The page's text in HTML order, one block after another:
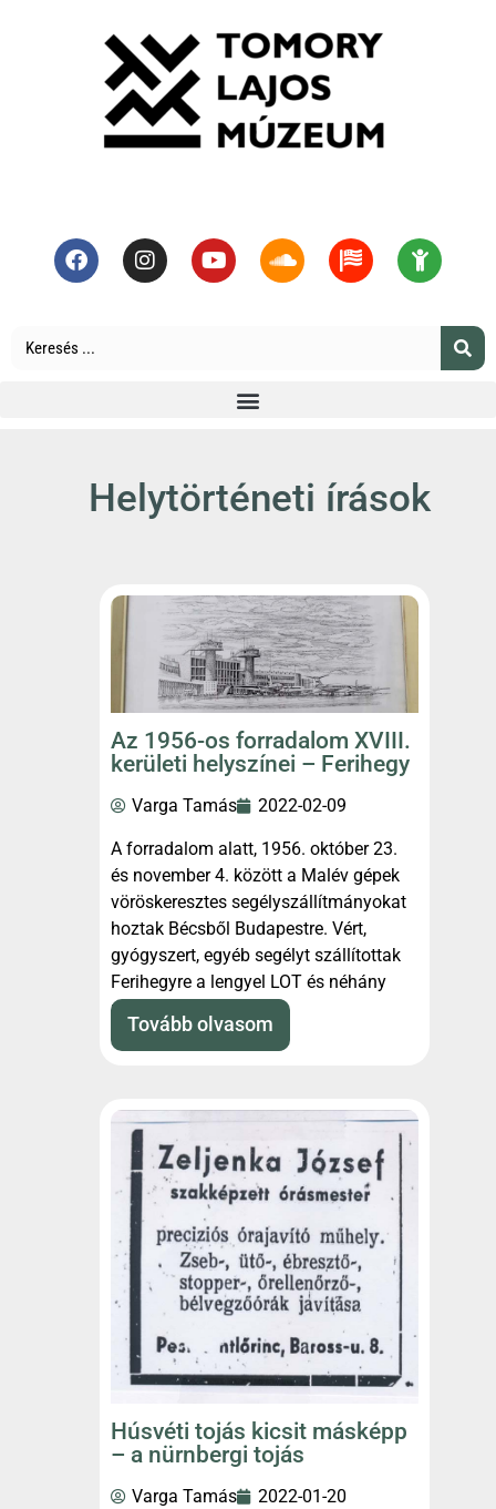
Helytörténeti írások
Az 1956-os forradalom XVIII.
kerületi helyszínei – Ferihegy
Varga Tamás 2022-02-09
A forradalom alatt, 1956. október 23.
és november 4. között a Malév gépek
vöröskeresztes segélyszállítmányokat
hoztak Bécsből Budapestre. Vért,
gyógyszert, egyéb segélyt szállítottak
Ferihegyre a lengyel LOT és néhány
más
Tovább olvasom
Húsvéti tojás kicsit másképp
– a nürnbergi tojás
Varga Tamás 2022-01-20